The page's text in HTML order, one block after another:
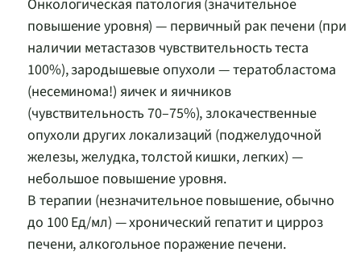
Онкологическая патология (значительное
повышение уровня) — первичный рак печени (при
наличии метастазов чувствительность теста
100%), зародышевые опухоли — тератобластома
(несеминома!) яичек и яичников
(чувствительность 70–75%), злокачественные
опухоли других локализаций (поджелудочной
железы, желудка, толстой кишки, легких) —
небольшое повышение уровня.
В терапии (незначительное повышение, обычно
до 100 Ед/мл) — хронический гепатит и цирроз
печени, алкогольное поражение печени.